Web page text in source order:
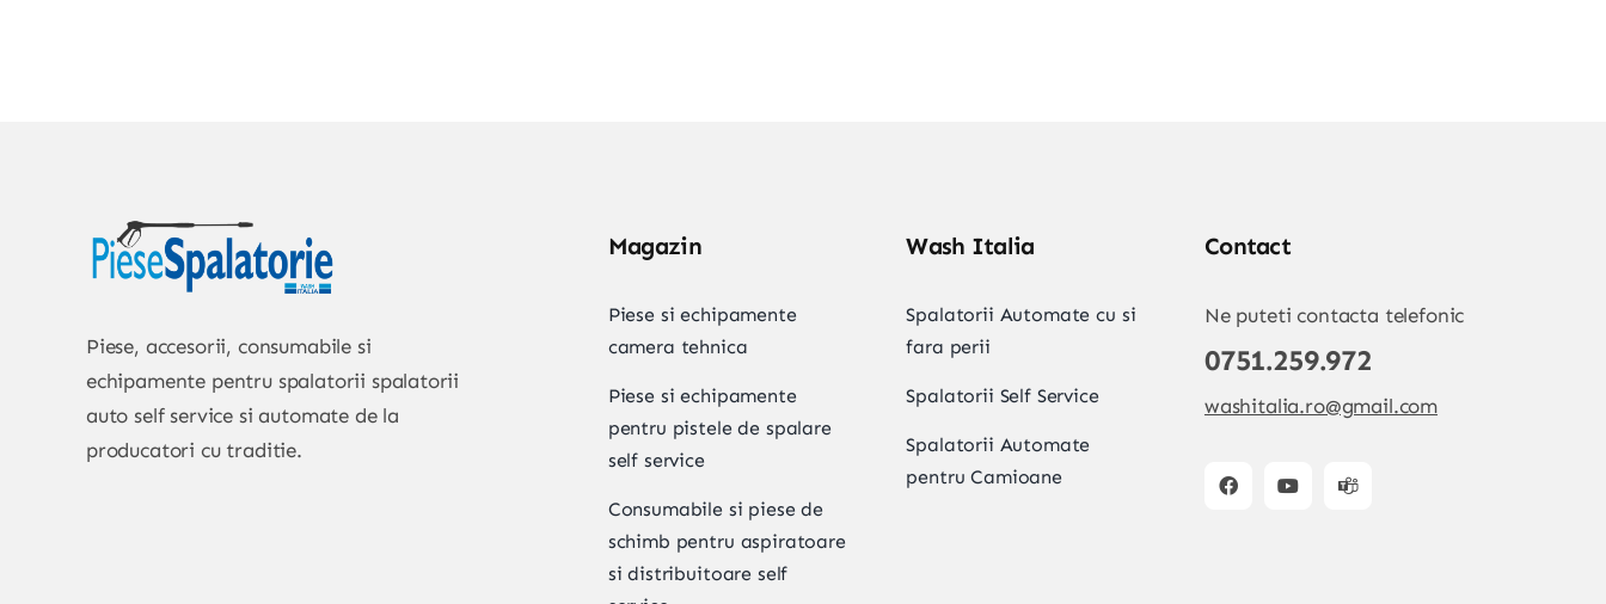
Piese, accesorii, consumabile si
echipamente pentru spalatorii spalatorii
auto self service si automate de la
producatori cu traditie.
Magazin
Piese si echipamente
camera tehnica
Piese si echipamente
pentru pistele de spalare
self service
Consumabile si piese de
schimb pentru aspiratoare
si distribuitoare self
Wash Italia
Spalatorii Automate cu si
fara perii
Spalatorii Self Service
Spalatorii Automate
pentru Camioane
Contact
Ne puteti contacta telefonic
0751.259.972
washitalia.ro@gmail.com